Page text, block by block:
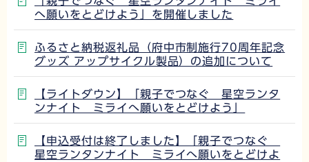
へ願いをとどけよう」を開催しました
ふるさと納税返礼品（府中市制施行70周年記念
グッズ アップサイクル製品）の追加について
【ライトダウン】「親子でつなぐ 星空ランタ
ンナイト ミライへ願いをとどけよう」
【申込受付は終了しました】「親子でつなぐ
星空ランタンナイト ミライへ願いをとどけよ